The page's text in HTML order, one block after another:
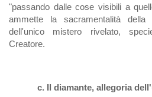
"passando dalle cose visibili a
ammette la sacramentalità della
dell'unico mistero rivelato,
Creatore.
c. Il diamante, allegoria